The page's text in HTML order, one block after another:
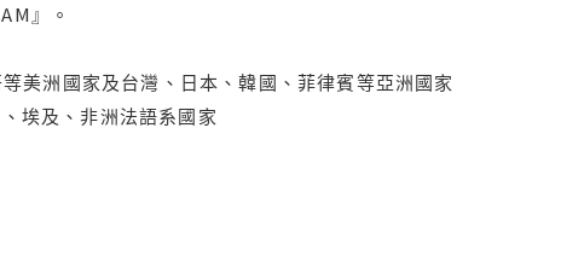
』。
洲國家及台灣、日本、韓國、菲律賓等亞洲國家
埃及、非洲法語系國家